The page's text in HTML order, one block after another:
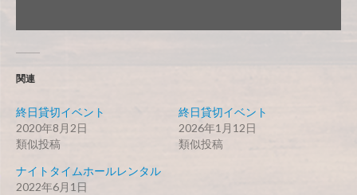
関連
終日貸切イベント
2020年8月2日
類似投稿
終日貸切イベント
2026年1月12日
類似投稿
ナイトタイムホールレンタル
2022年6月1日